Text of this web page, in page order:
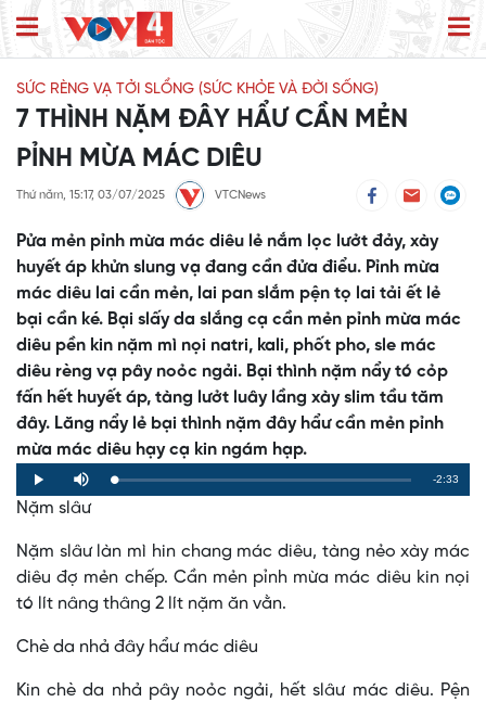
SỨC RÈNG VẠ TỞI SLỔNG (SỨC KHỎE VÀ ĐỜI SỐNG)
7 THÌNH NẶM ĐÂY HẨƯ CẦN MẺN
PỈNH MỪA MÁC DIÊU
Thứ năm, 15:17, 03/07/2025 VTCNews
Pửa mẻn pỉnh mừa mác diêu lẻ nắm lọc lưởt đảy, xày
huyết áp khửn slung vạ đang cần đửa điểu. Pỉnh mừa
mác diêu lai cần mẻn, lai pan slắm pện tọ lai tải ết lẻ
bại cần ké. Bại slấy da slắng cạ cần mẻn pỉnh mừa mác
diêu pền kin nặm mì nọi natri, kali, phốt pho, sle mác
diêu rèng vạ pây noỏc ngải. Bại thình nặm nẩy tó cỏp
fấn hết huyết áp, tàng lưởt luây lầng xày slim tầu tăm
đây. Lăng nẩy lẻ bại thình nặm đây hẩư cần mẻn pỉnh
mừa mác diêu hạy cạ kin ngám hạp.
Play Mute Loaded:
0%
Progress:
0%
Remaining
-2:33
Nặm slâư
Nặm slâư làn mì hin chang mác diêu, tàng nẻo xày mác
diêu đợ mẻn chếp. Cần mẻn pỉnh mừa mác diêu kin nọi
tó lít nâng thâng 2 lít nặm ăn vằn.
Chè da nhả đây hẩư mác diêu
Kin chè da nhả pây noỏc ngải, hết slâư mác diêu. Pện